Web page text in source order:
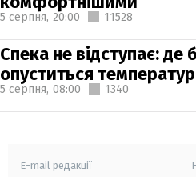
5 серпня, 20:00 11528
Спека не відступає: де
опуститься
5 серпня, 08:00 1340
E-mail редакції